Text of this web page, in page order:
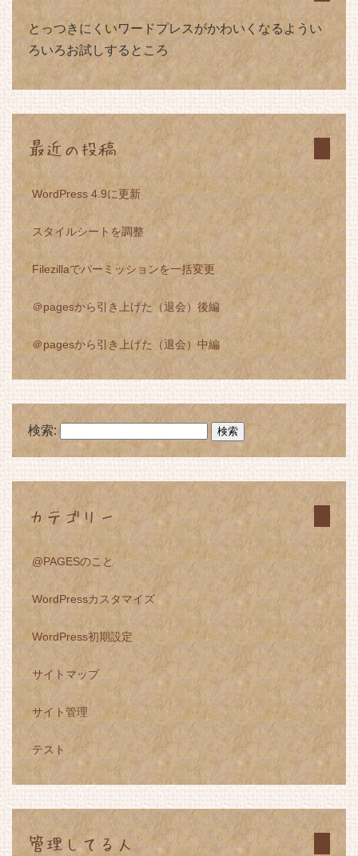
とっつきにくいワードプレスがかわいくなるようい
ろいろお試しするところ
最近の投稿
WordPress 4.9に更新
スタイルシートを調整
Filezillaでパーミッションを一括変更
＠pagesから引き上げた（退会）後編
＠pagesから引き上げた（退会）中編
検索:
カテゴリー
@PAGESのこと
WordPressカスタマイズ
WordPress初期設定
サイトマップ
サイト管理
テスト
管理してる人